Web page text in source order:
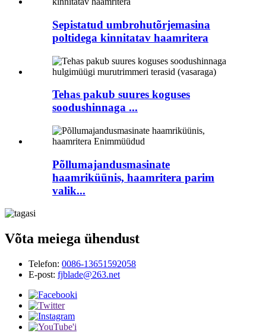
Sepistatud umbrohutõrjemasina
poltidega kinnitatav haamritera
Tehas pakub suures koguses
soodushinnaga ...
Põllumajandusmasinate
haamriküünis, haamritera parim
valik...
Võta meiega ühendust
Telefon: 0086-13651592058
E-post: fjblade@263.net